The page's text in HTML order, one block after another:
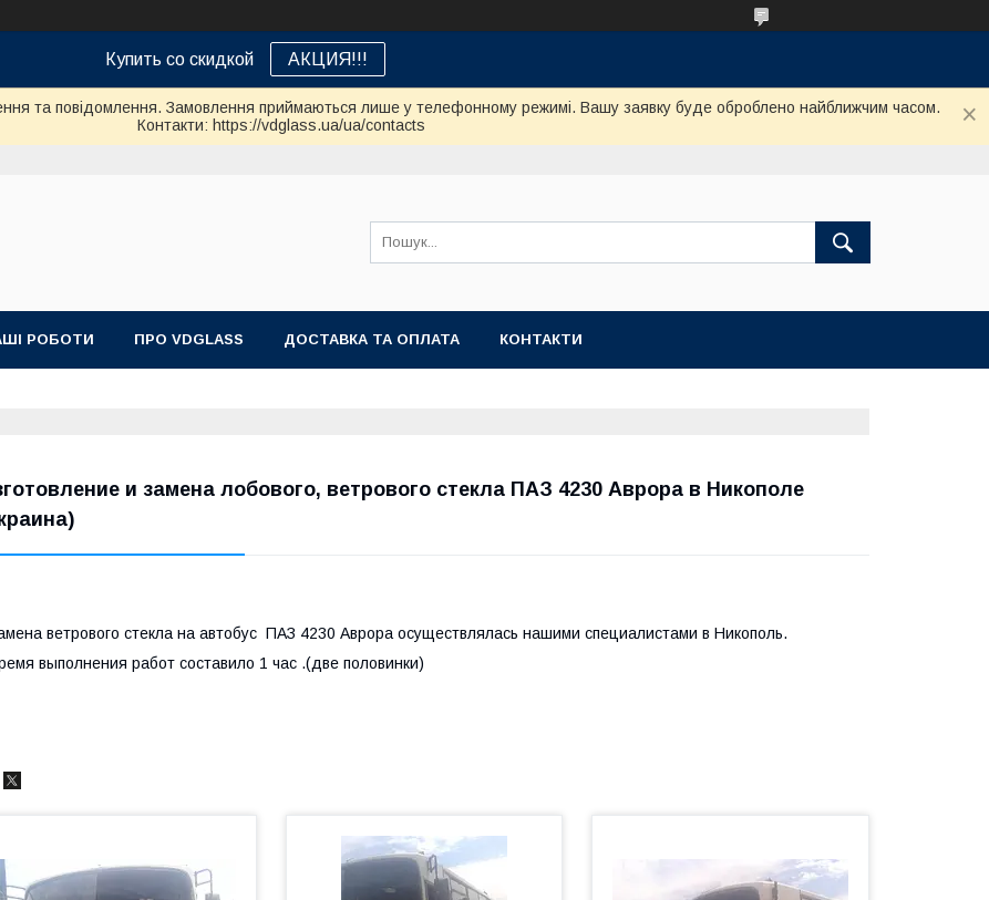
Купить со скидкой АКЦИЯ!!!
та повідомлення. Замовлення приймаються лише у телефонному режимі. Вашу заявку буде оброблено найближчим часом.
Контакти: https://vdglass.ua/ua/contacts
РОБОТИ ПРО VDGLASS ДОСТАВКА ТА ОПЛАТА КОНТАКТИ
и замена лобового, ветрового стекла ПАЗ 4230 Аврора в Никополе
ветрового стекла на автобус ПАЗ 4230 Аврора осуществлялась нашими специалистами в Никополь.
выполнения работ составило 1 час .(две половинки)